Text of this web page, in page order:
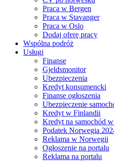
Praca w Bergen
Praca w Stavanger
Praca w Oslo
Dodaj oferę pracy
Wspólna podróż
Usługi
Finanse
Gjeldsmonitor
Ubezpieczenia
Kredyt konsumencki
Finanse ogłoszenia
Ubezpieczenie
Kredyt w Finlandii
Kredyt na samochód
Podatek Norwegia
Reklama w Norwegii
Ogłoszenie na portalu
Reklama na portalu